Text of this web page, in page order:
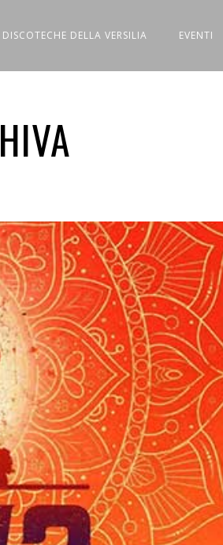
DISCOTECHE DELLA VERSILIA EVENTI